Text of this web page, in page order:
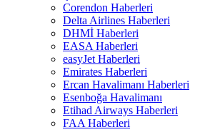
Corendon Haberleri
Delta Airlines Haberleri
DHMİ Haberleri
EASA Haberleri
easyJet Haberleri
Emirates Haberleri
Ercan Havalimanı Haberleri
Esenboğa Havalimanı
Etihad Airways Haberleri
FAA Haberleri